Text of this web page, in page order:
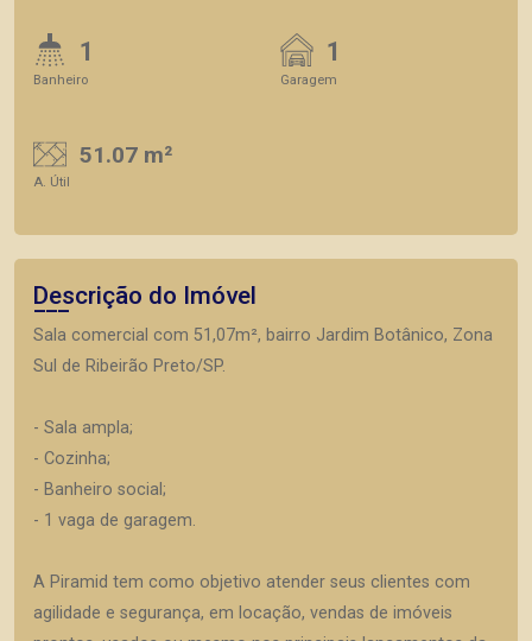
1
Banheiro
1
Garagem
51.07 m²
A. Útil
Descrição do Imóvel
Sala comercial com 51,07m², bairro Jardim Botânico, Zona
Sul de Ribeirão Preto/SP.
- Sala ampla;
- Cozinha;
- Banheiro social;
- 1 vaga de garagem.
A Piramid tem como objetivo atender seus clientes com
agilidade e segurança, em locação, vendas de imóveis